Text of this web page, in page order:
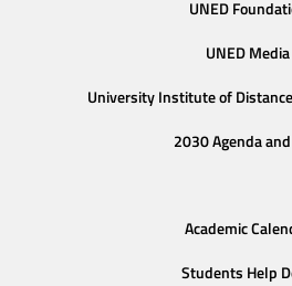
UNED
UNED Media
University Institute of
2030 Agenda and
Academic
Students Help